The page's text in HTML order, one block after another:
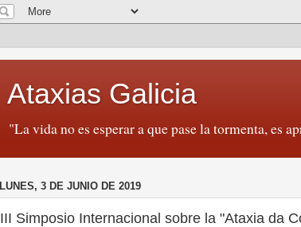
Ataxias Galicia
"La vida no es esperar a que pase la tormenta, es
LUNES, 3 DE JUNIO DE 2019
III Simposio Internacional sobre la "Ataxia da